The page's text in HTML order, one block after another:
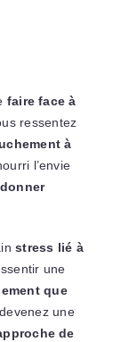
faire face à
ressentez
à
l’envie
donner
stress lié à
une
que
une
de